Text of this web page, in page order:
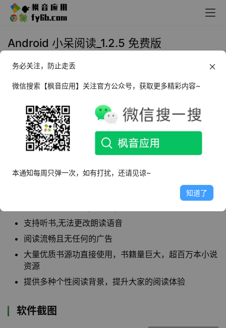
Android 小呆阅读_1.2.5 免费版
2022年3月10日 09:59
可以直接搜索关键词和通过分类导航来进行筛
选，有男生和女生两个主频道，不同频道中的标
签不一样，有武侠、仙侠、校园、玄幻、悬疑等
支持听书,无法更改朗读语音
阅读流畅且无任何的广告
大量优质书源功直接使用，书籍量巨大，超百万本小说
资源
提供多种个性阅读背景，提升大家的阅读体验
软件截图
务必关注，防止走丢
微信搜索【枫音应用】关注官方公众号，获取更多精彩内容~
本通知每周只弹一次，如有打扰，还请见谅~
知道了